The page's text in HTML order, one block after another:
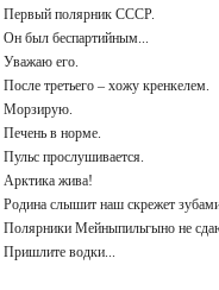
Первый полярник СССР.
Он был беспартийным...
Уважаю его.
После третьего – хожу кренкелем.
Морзирую.
Печень в норме.
Пульс прослушивается.
Арктика жива!
Родина слышит наш скрежет
Полярники Мейныпильгыно не
Пришлите водки...